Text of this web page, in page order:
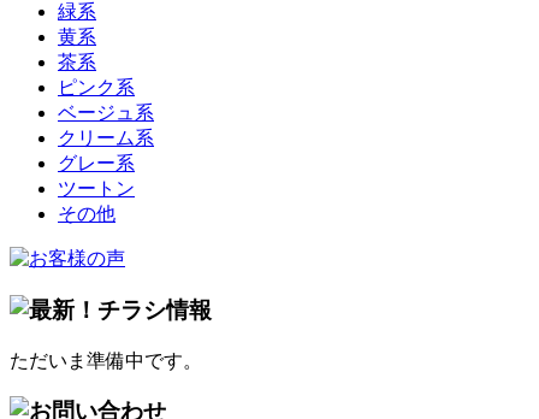
緑系
黄系
茶系
ピンク系
ベージュ系
クリーム系
グレー系
ツートン
その他
ただいま準備中です。